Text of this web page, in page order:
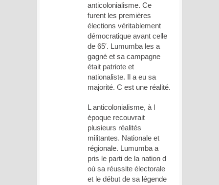
anticolonialisme. Ce
furent les premières
élections véritablement
démocratique avant celle
de 65′. Lumumba les a
gagné et sa campagne
était patriote et
nationaliste. Il a eu sa
majorité. C est une réalité.
L anticolonialisme, à l
époque recouvrait
plusieurs réalités
militantes. Nationale et
régionale. Lumumba a
pris le parti de la nation d
où sa réussite électorale
et le début de sa légende